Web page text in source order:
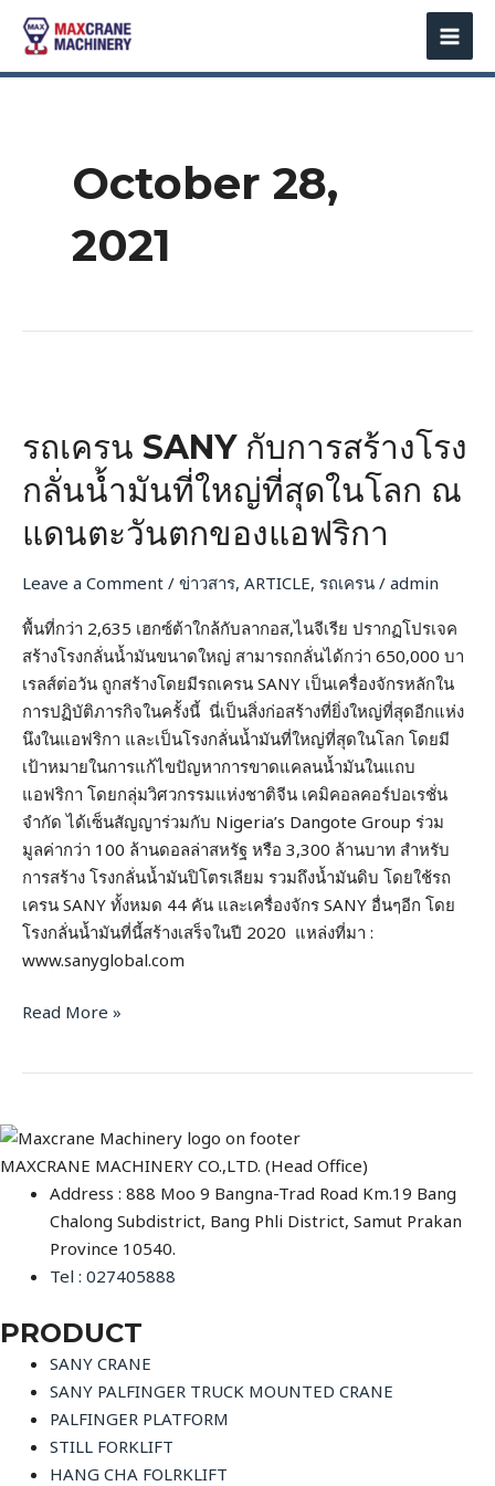
Skip
content
October 28,
2021
รถเครน SANY กับการสร้างโรง
กลั่นน้ำมันที่ใหญ่ที่สุดในโลก ณ
แดนตะวันตกของแอฟริกา
Leave a Comment / ข่าวสาร, ARTICLE, รถเครน / admin
พื้นที่กว่า 2,635 เฮกซ์ต้าใกล้กับลากอส,ไนจีเรีย ปรากฏโปรเจค
สร้างโรงกลั่นน้ำมันขนาดใหญ่ สามารถกลั่นได้กว่า 650,000 บา
เรลส์ต่อวัน ถูกสร้างโดยมีรถเครน SANY เป็นเครื่องจักรหลักใน
การปฏิบัติภารกิจในครั้งนี้ นี่เป็นสิ่งก่อสร้างที่ยิ่งใหญ่ที่สุดอีกแห่ง
นึงในแอฟริกา และเป็นโรงกลั่นน้ำมันที่ใหญ่ที่สุดในโลก โดยมี
เป้าหมายในการแก้ไขปัญหาการขาดแคลนน้ำมันในแถบ
แอฟริกา โดยกลุ่มวิศวกรรมแห่งชาติจีน เคมิคอลคอร์ปอเรชั่น
จำกัด ได้เซ็นสัญญาร่วมกับ Nigeria’s Dangote Group ร่วม
มูลค่ากว่า 100 ล้านดอลล่าสหรัฐ หรือ 3,300 ล้านบาท สำหรับ
การสร้าง โรงกลั่นน้ำมันปิโตรเลียม รวมถึงน้ำมันดิบ โดยใช้รถ
เครน SANY ทั้งหมด 44 คัน และเครื่องจักร SANY อื่นๆอีก โดย
โรงกลั่นน้ำมันที่นี้สร้างเสร็จในปี 2020 แหล่งที่มา :
www.sanyglobal.com
SANY
การ
สร้าง
โรง
กลั่น
ที่
ใหญ่
ที่สุด
ใน
โลก
ณ
แดนตะวัน
ตก
ของ
แอฟริกา
Read More »
MAXCRANE MACHINERY CO.,LTD. (Head Office)
Address : 888 Moo 9 Bangna-Trad Road Km.19 Bang
Chalong Subdistrict, Bang Phli District, Samut Prakan
Province 10540.
Tel : 027405888
PRODUCT
SANY CRANE
SANY PALFINGER TRUCK MOUNTED CRANE
PALFINGER PLATFORM
STILL FORKLIFT
HANG CHA FOLRKLIFT